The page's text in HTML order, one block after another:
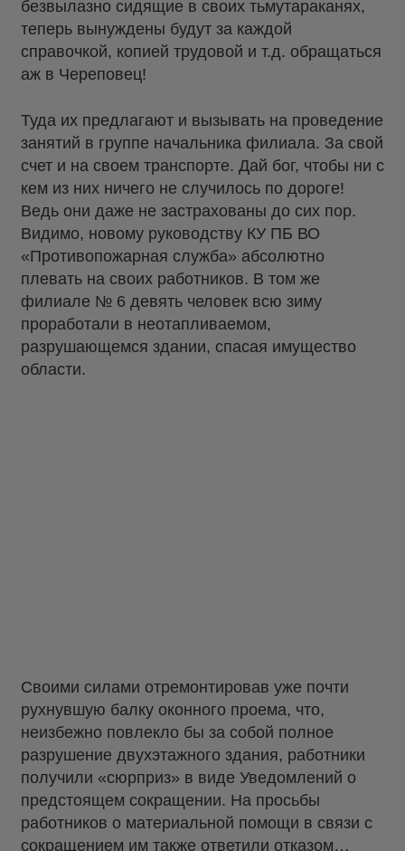
безвылазно сидящие в своих тьмутараканях,
теперь вынуждены будут за каждой
справочкой, копией трудовой и т.д. обращаться
аж в Череповец!
Туда их предлагают и вызывать на проведение
занятий в группе начальника филиала. За свой
счет и на своем транспорте. Дай бог, чтобы ни с
кем из них ничего не случилось по дороге!
Ведь они даже не застрахованы до сих пор.
Видимо, новому руководству КУ ПБ ВО
«Противопожарная служба» абсолютно
плевать на своих работников. В том же
филиале № 6 девять человек всю зиму
проработали в неотапливаемом,
разрушающемся здании, спасая имущество
области.
Своими силами отремонтировав уже почти
рухнувшую балку оконного проема, что,
неизбежно повлекло бы за собой полное
разрушение двухэтажного здания, работники
получили «сюрприз» в виде Уведомлений о
предстоящем сокращении. На просьбы
работников о материальной помощи в связи с
сокращением им также ответили отказом…